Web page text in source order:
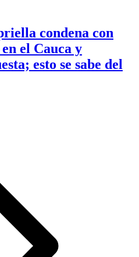
condena con
el Cauca y
esto se sabe del